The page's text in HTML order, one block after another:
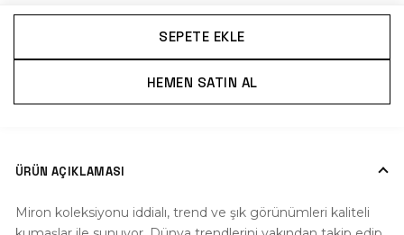
SEPETE EKLE
HEMEN SATIN AL
ÜRÜN AÇIKLAMASI
Miron koleksiyonu iddialı, trend ve şık görünümleri kaliteli